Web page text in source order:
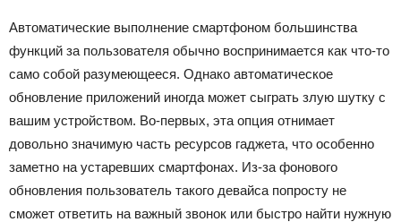
Автоматические выполнение смартфоном большинства
функций за пользователя обычно воспринимается как что-то
само собой разумеющееся. Однако автоматическое
обновление приложений иногда может сыграть злую шутку с
вашим устройством. Во-первых, эта опция отнимает
довольно значимую часть ресурсов гаджета, что особенно
заметно на устаревших смартфонах. Из-за фонового
обновления пользователь такого девайса попросту не
сможет ответить на важный звонок или быстро найти нужную